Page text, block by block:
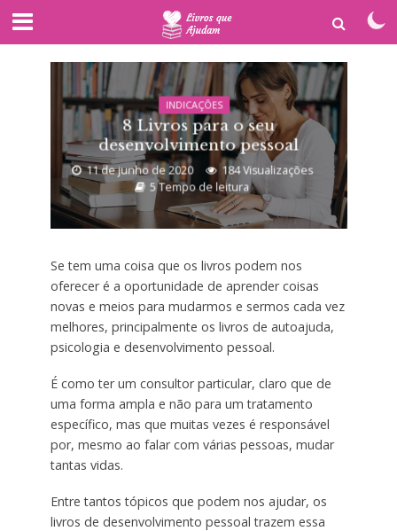
INDICAÇÕES
8 Livros para o seu
desenvolvimento pessoal
11 de junho de 2020
184 Visualizações
5 Tempo de leitura
Se tem uma coisa que os livros podem nos
oferecer é a oportunidade de aprender coisas
novas e meios para mudarmos e sermos cada vez
melhores, principalmente os livros de autoajuda,
psicologia e desenvolvimento pessoal.
É como ter um consultor particular, claro que de
uma forma ampla e não para um tratamento
específico, mas que muitas vezes é responsável
por, mesmo ao falar com várias pessoas, mudar
tantas vidas.
Entre tantos tópicos que podem nos ajudar, os
livros de desenvolvimento pessoal trazem essa